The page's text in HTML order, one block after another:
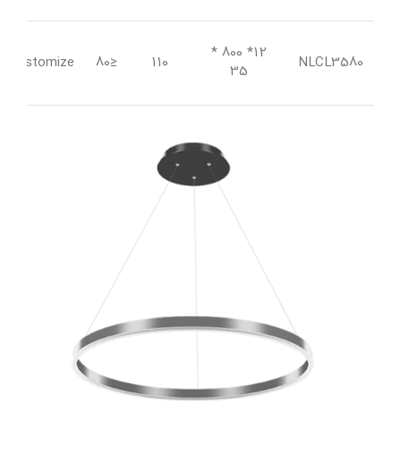
NLCL3580
12* 800 *
35
110
≤80
Customize